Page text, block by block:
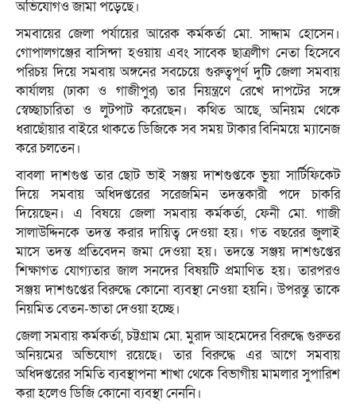
অভিযোগও জামা পড়েছে।
সমবায়ের জেলা পর্যায়ের আরেক কর্মকর্তা মো. সাদ্দাম হোসেন।
গোপালগঞ্জের বাসিন্দা হওয়ায় এবং সাবেক ছাত্রলীগ নেতা হিসেবে
পরিচয় দিয়ে সমবায় অঙ্গনের সবচেয়ে গুরুত্বপূর্ণ দুটি জেলা সমবায়
কার্যালয় (ঢাকা ও গাজীপুর) তার নিয়ন্ত্রণে রেখে দাপটের সঙ্গে
স্বেচ্ছাচারিতা ও লুটপাট করেছেন। কথিত আছে, অনিয়ম থেকে
ধরাছোঁয়ার বাইরে থাকতে ডিজিকে সব সময় টাকার বিনিময়ে ম্যানেজ
করে চলতেন।
বাবলা দাশগুপ্ত তার ছোট ভাই সঞ্জয় দাশগুপ্তকে ভুয়া সার্টিফিকেট
দিয়ে সমবায় অধিদপ্তরের সরেজমিন তদন্তকারী পদে চাকরি
দিয়েছেন। এ বিষয়ে জেলা সমবায় কর্মকর্তা, ফেনী মো. গাজী
সালাউদ্দিনকে তদন্ত করার দায়িত্ব দেওয়া হয়। গত বছরের জুলাই
মাসে তদন্ত প্রতিবেদন জমা দেওয়া হয়। তদন্তে সঞ্জয় দাশগুপ্তের
শিক্ষাগত যোগ্যতার জাল সনদের বিষয়টি প্রমাণিত হয়। তারপরও
সঞ্জয় দাশগুপ্তের বিরুদ্ধে কোনো ব্যবস্থা নেওয়া হয়নি। উপরন্তু তাকে
নিয়মিত বেতন-ভাতা দেওয়া হচ্ছে।
জেলা সমবায় কর্মকর্তা, চট্টগ্রাম মো. মুরাদ আহমেদের বিরুদ্ধে গুরুতর
অনিয়মের অভিযোগ রয়েছে। তার বিরুদ্ধে এর আগে সমবায়
অধিদপ্তরের সমিতি ব্যবস্থাপনা শাখা থেকে বিভাগীয় মামলার সুপারিশ
করা হলেও ডিজি কোনো ব্যবস্থা নেননি।